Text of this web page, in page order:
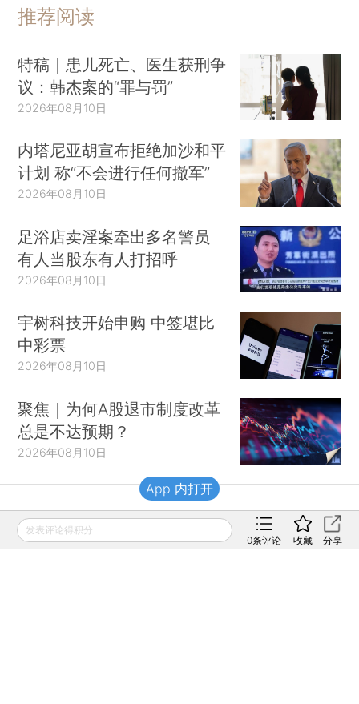
推荐阅读
特稿｜患儿死亡、医生获刑争
议：韩杰案的“罪与罚”
2026年08月10日
内塔尼亚胡宣布拒绝加沙和平
计划 称“不会进行任何撤军”
2026年08月10日
足浴店卖淫案牵出多名警员
有人当股东有人打招呼
2026年08月10日
宇树科技开始申购 中签堪比
中彩票
2026年08月10日
聚焦｜为何A股退市制度改革
总是不达预期？
2026年08月10日
财新移动
发表评论得积分
0条评论 收藏 分享
App 内打开